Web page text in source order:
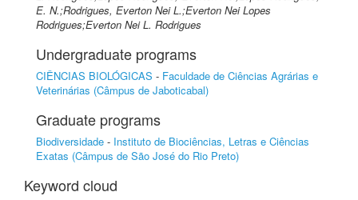
E. N.;Rodrigues, Everton Nei L.;Everton Nei Lopes
Rodrigues;Everton Nei L. Rodrigues
Undergraduate programs
CIÊNCIAS BIOLÓGICAS - Faculdade de Ciências Agrárias e
Veterinárias (Câmpus de Jaboticabal)
Graduate programs
Biodiversidade - Instituto de Biociências, Letras e Ciências
Exatas (Câmpus de São José do Rio Preto)
Keyword cloud